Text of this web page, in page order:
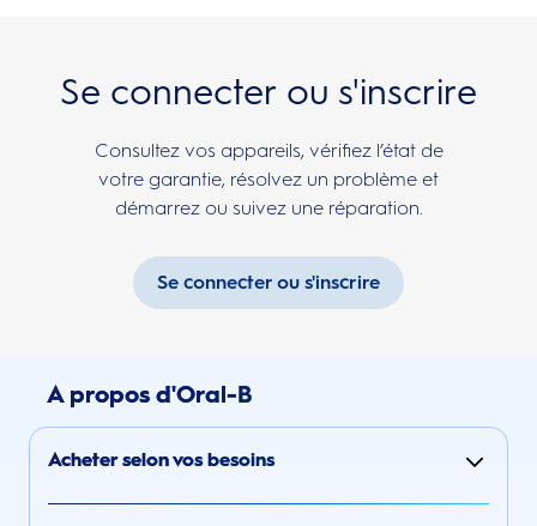
Se connecter ou s'inscrire
Consultez vos appareils, vérifiez l’état de
votre garantie, résolvez un problème et
démarrez ou suivez une réparation.
Se connecter ou s'inscrire
A propos d'Oral-B
Acheter selon vos besoins